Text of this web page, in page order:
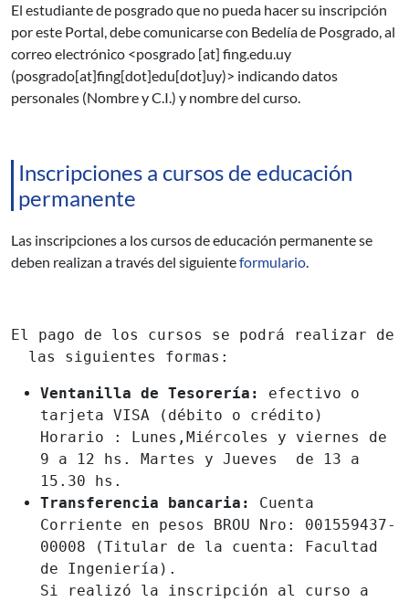
El estudiante de posgrado que no pueda hacer su inscripción
por este Portal, debe comunicarse con Bedelía de Posgrado, al
correo electrónico <posgrado [at] fing.edu.uy
(posgrado[at]fing[dot]edu[dot]uy)> indicando datos
personales (Nombre y C.I.) y nombre del curso.
Inscripciones a cursos de educación
permanente
Las inscripciones a los cursos de educación permanente se
deben realizan a través del siguienteformulario.
El pago de los cursos se podrá realizar de
las siguientes formas:
Ventanilla de Tesorería:
efectivo o
tarjeta VISA (débito o crédito)
Horario : Lunes,Miércoles y viernes de
9 a 12 hs. Martes y Jueves de 13 a
15.30 hs.
Transferencia bancaria:
Cuenta
Corriente en pesos BROU Nro: 001559437-
00008 (Titular de la cuenta: Facultad
de Ingeniería).
Si realizó la inscripción al curso a